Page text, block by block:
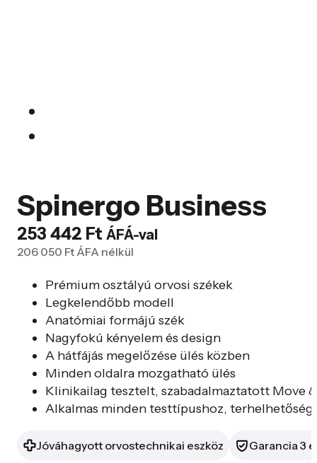
Spinergo Business
253 442 Ft ÁFÁ-val
206 050 Ft ÁFA nélkül
Prémium osztályú orvosi székek
Legkelendőbb modell
Anatómiai formájú szék
Nagyfokú kényelem és design
A hátfájás megelőzése ülés közben
Minden oldalra mozgatható ülés
Klinikailag tesztelt, szabadalmaztatott Move
Alkalmas minden testtípushoz,
Jóváhagyott orvostechnikai eszköz Garancia 3